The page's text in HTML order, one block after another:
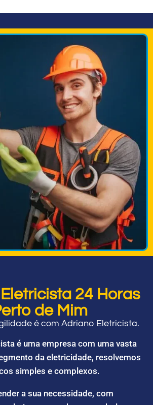
24 Horas
de Mim
é com Adriano Eletricista.
é uma empresa com uma vasta
da eletricidade, resolvemos
simples e complexos.
a sua necessidade, com